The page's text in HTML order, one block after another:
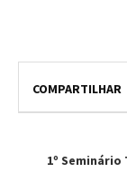
COMPARTILHAR
1º